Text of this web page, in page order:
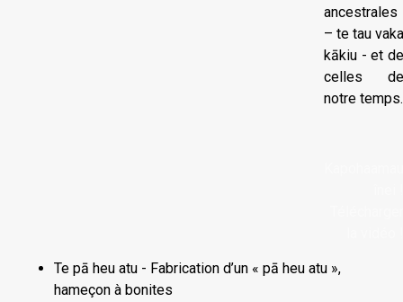
ancestrales
– te tau vaka
kākiu - et de
celles de
notre temps.
Te pā heu atu - Fabrication d’un « pā heu atu »,
hameçon à bonites